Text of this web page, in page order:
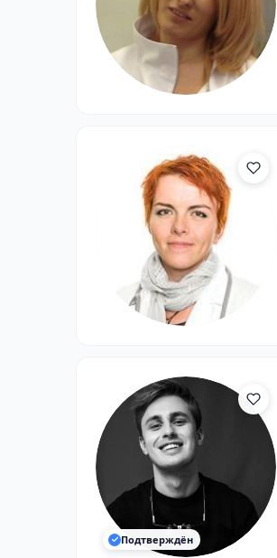
Подтверждён